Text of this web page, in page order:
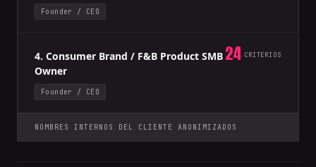
Founder / CEO
4. Consumer Brand / F&B Product SMB
Owner
24 CRITERIOS
Founder / CEO
NOMBRES INTERNOS DEL CLIENTE ANONIMIZADOS